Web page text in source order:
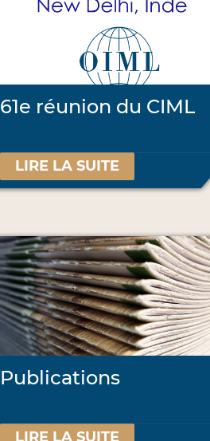
61e réunion du CIML
LIRE LA SUITE
Publications
LIRE LA SUITE